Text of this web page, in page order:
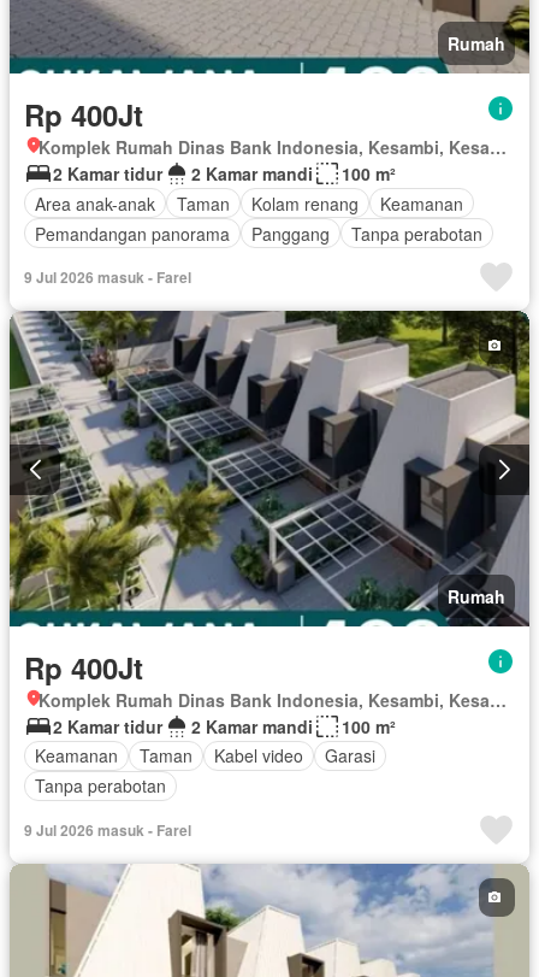
Rumah
Rp 400Jt
Komplek Rumah Dinas Bank Indonesia, Kesambi, Kesambi, Kota Cirebon, Jawa Barat
2 Kamar tidur
2 Kamar mandi
100 m²
Area anak-anak
Taman Kolam renang
Keamanan
Pemandangan panorama
Panggang Tanpa perabotan
9 Jul 2026 masuk - Farel
Rumah
Rp 400Jt
Komplek Rumah Dinas Bank Indonesia, Kesambi, Kesambi, Kota Cirebon, Jawa Barat
2 Kamar tidur
2 Kamar mandi
100 m²
Keamanan
Taman Kabel video
Garasi
Tanpa perabotan
9 Jul 2026 masuk - Farel